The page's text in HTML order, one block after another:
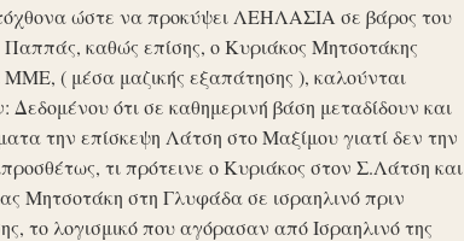
ώστε να προκύψει ΛΕΗΛΑΣΙΑ σε βάρος του
καθώς επίσης, ο Κυριάκος Μητσοτάκης
( μέσα μαζικής εξαπάτησης ), καλούνται
ότι σε καθημερινή βάση μεταδίδουν και
την επίσκεψη Λάτση στο Μαξίμου γιατί δεν την
τι πρότεινε ο Κυριάκος στον Σ.Λάτση και
Μητσοτάκη στη Γλυφάδα σε ισραηλινό πριν
το λογισμικό που αγόρασαν από Ισραηλινό της